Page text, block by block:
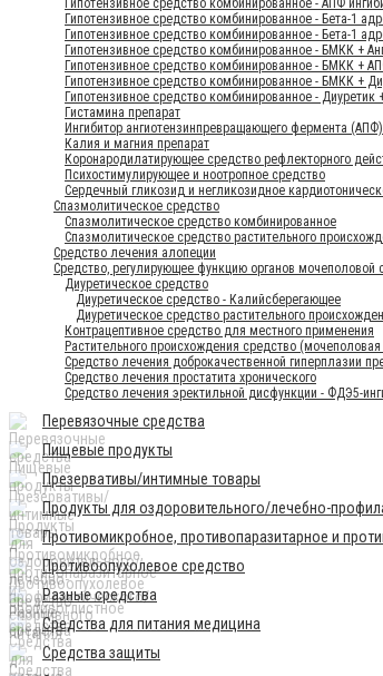
Гипотензивное средство комбинированное - АПФ
Гипотензивное средство комбинированное - Бета-1
Гипотензивное средство комбинированное - Бета-1
Гипотензивное средство комбинированное - БМКК +
Гипотензивное средство комбинированное - БМКК +
Гипотензивное средство комбинированное - БМКК +
Гипотензивное средство комбинированное - Диуретик
Гистамина препарат
Ингибитор ангиотензинпревращающего фермента (АПФ)
Калия и магния препарат
Коронародилатирующее средство рефлекторного
Психостимулирующее и ноотропное средство
Сердечный гликозид и негликозидное
Спазмолитическое средство
Спазмолитическое средство комбинированное
Спазмолитическое средство растительного
Средство лечения алопеции
Средство, регулирующее функцию органов
Диуретическое средство
Диуретическое средство - Калийсберегающее
Диуретическое средство растительного
Контрацептивное средство для местного применения
Растительного происхождения средство
Средство лечения доброкачественной гиперплазии
Средство лечения простатита хронического
Средство лечения эректильной дисфункции - ФДЭ5-
Перевязочные средства
Пищевые продукты
Презервативы/интимные товары
Продукты для оздоровительного/лечебно-
Противомикробное, противопаразитарное и
Противоопухолевое средство
Разные средства
Средства для питания медицина
Средства защиты